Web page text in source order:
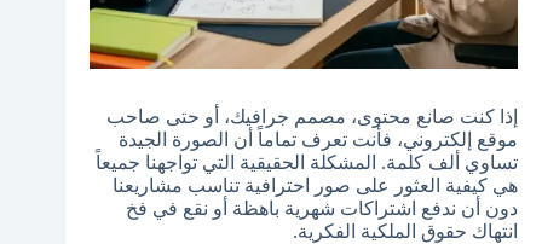
إذا كنت صانع محتوى، مصمم جرافيك، أو حتى صاحب
موقع إلكتروني، فأنت تعرف تماماً أن الصورة الجيدة
تساوي ألف كلمة. المشكلة الحقيقية التي تواجهنا جميعاً
هي كيفية العثور على صور احترافية تناسب مشاريعنا
دون أن ندفع اشتراكات شهرية باهظة أو نقع في فخ
انتهاك حقوق الملكية الفكرية.